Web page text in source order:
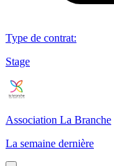
Type de contrat:
Stage
Association La Branche
La semaine dernière